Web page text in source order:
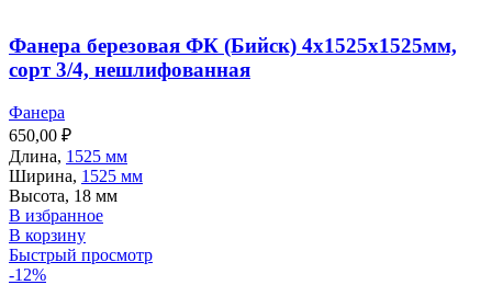
Фанера березовая ФК (Бийск) 4х1525х1525мм,
сорт 3/4, нешлифованная
Фанера
650,00 ₽
Длина, 1525 мм
Ширина, 1525 мм
Высота, 18 мм
В избранное
В корзину
Быстрый просмотр
-12%